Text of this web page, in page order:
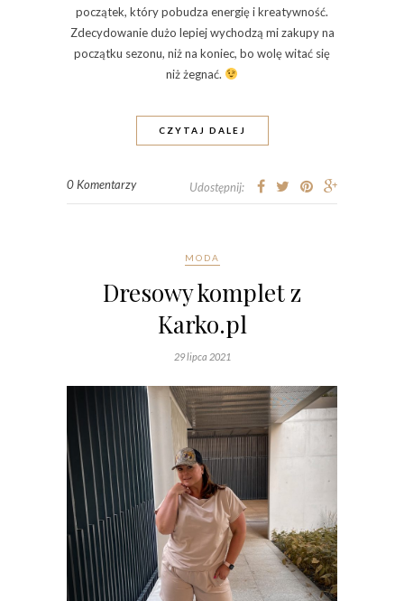
początek, który pobudza energię i kreatywność.
Zdecydowanie dużo lepiej wychodzą mi zakupy na
początku sezonu, niż na koniec, bo wolę witać się
niż żegnać.
CZYTAJ DALEJ
0 Komentarzy Udostępnij:
MODA
Dresowy komplet z
Karko.pl
29 lipca 2021